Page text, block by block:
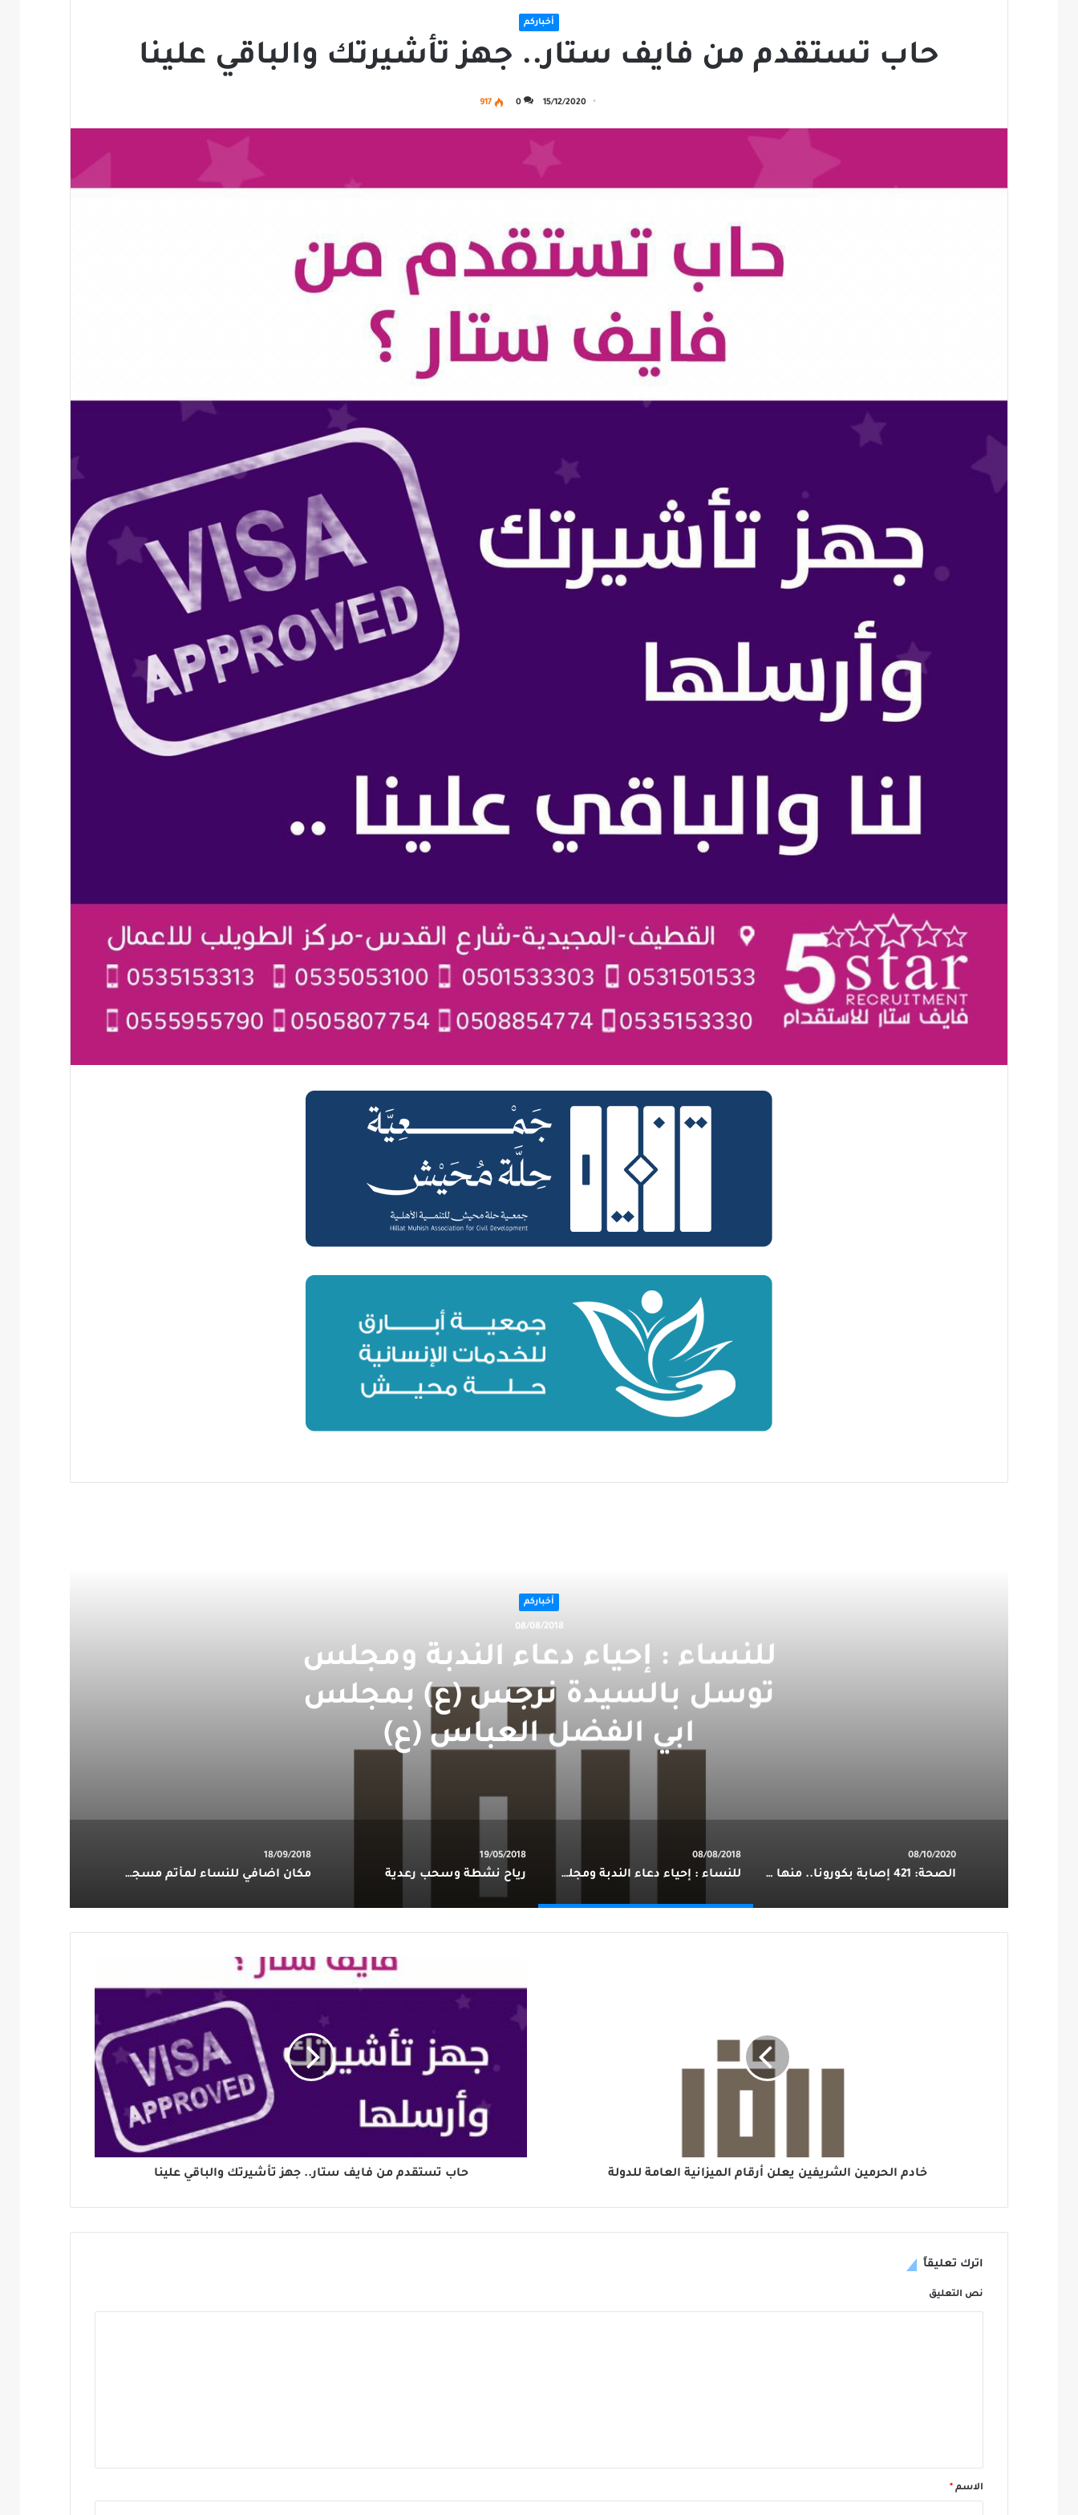
أخباركم
حاب تستقدم من فايف ستار.. جهز تأشيرتك والباقي علينا
15/12/2020
0
917
أخباركم
08/08/2018
للنساء : إحياء دعاء الندبة ومجلس
توسل بالسيدة نرجس (ع) بمجلس
ابي الفضل العباس (ع)
08/10/2020
الصحة: 421 إصابة بكورونا.. منها 3 بالقطيف و صفر بصفوى
08/08/2018
للنساء : إحياء دعاء الندبة ومجلس توسل بالسيدة نرجس (ع) بمجلس ابي الفضل العباس (ع)
19/05/2018
رياح نشطة وسحب رعدية
18/09/2018
مكان اضافي للنساء لمأتم مسجد الشيخ عقيل
خادم الحرمين الشريفين يعلن أرقام الميزانية العامة للدولة حاب تستقدم من فايف ستار.. جهز تأشيرتك والباقي علينا
اترك تعليقاً
نص التعليق
الاسم *